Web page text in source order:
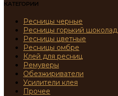
КАТЕГОРИИ
Ресницы черные
Ресницы горький шоколад
Ресницы цветные
Ресницы омбре
Клей для ресниц
Ремуверы
Обезжириватели
Усилители клея
Прочее